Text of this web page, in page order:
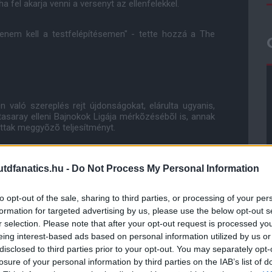
- Do Not Process My Personal Information
opt-out of the sale, sharing to third parties, or processing of your
for targeted advertising by us, please use the below opt-out
selection. Please note that after your opt-out request is processed
interest-based ads based on personal information utilized by us
to third parties prior to your opt-out. You may separately
of your personal information by third parties on the IAB’s list of
fel akarja venni a versenyt az ellenfelekkel.
kell a testfelépítésemen" - tette hozzá a The
való szereplés rejt újdonságokat, elárulta ugyanis,
elleni Bajnokok Ligája mérkõzésébõl is, annak
meggyõzõ teljesítményt.
az, ahogyan megnyertük azt a mérkõzést,
amely azt jelenti, hogy a csapatnak nem kell
különbség a Dortmunddal szemben."
on is!
ésiOS-re!